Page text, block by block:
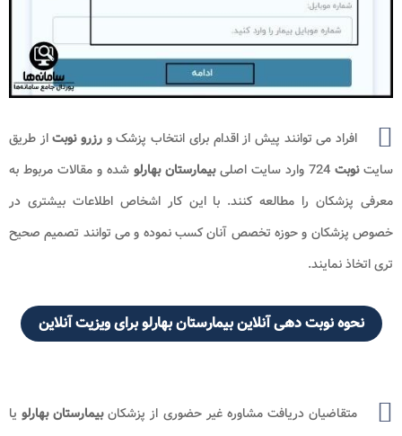
افراد می توانند پیش از اقدام برای انتخاب پزشک و رزرو نوبتاز طریق
سایتنوبت 724 وارد سایت اصلی بیمارستان بهارلو شده و مقالات مربوط به
معرفی پزشکان را مطالعه کنند. با این کار اشخاص اطلاعات بیشتری در
خصوص پزشکان و حوزه تخصص آنان کسب نموده و می توانند تصمیم صحیح
تری اتخاذ نمایند.
نحوه نوبت دهی آنلاین بیمارستان بهارلو برای ویزیت آنلاین
متقاضیان دریافت مشاوره غیر حضوری از پزشکانبیمارستان بهارلو یا